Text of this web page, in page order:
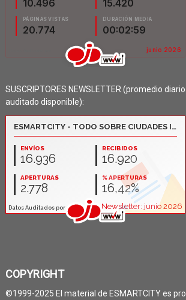
SUSCRIPTORES NEWSLETTER (promedio
auditado disponible):
COPYRIGHT
©1999-2025 El material de ESMARTCITY es